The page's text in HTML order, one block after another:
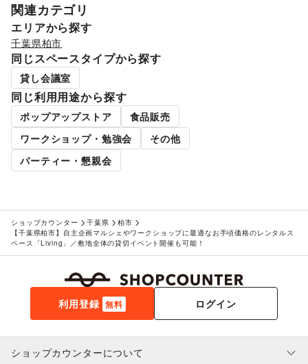
関連カテゴリ
エリアから探す
千葉県柏市
同じスペースタイプから探す
貸し会議室
同じ利用用途から探す
ポップアップストア
食品販売
ワークショップ・勉強会
その他
パーティー・懇親会
ショップカウンター 千葉県
柏市
【千葉県柏市】自主企画マルシェやワークショップに最適なお手頃価格のレンタルス
ペース「Living」／敷地全体の貸切イベント開催も可能！
利用登録 無料 ログイン
ショップカウンターについて